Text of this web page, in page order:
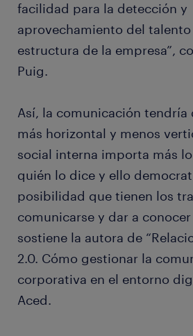
facilidad para la detección y
aprovechamiento del
estructura de la empresa”,
Puig.
Así, la comunicación tendría
más horizontal y menos
social interna importa más
quién lo dice y ello
posibilidad que tienen los
comunicarse y dar a conocer
sostiene la autora de
2.0. Cómo gestionar la
corporativa en el entorno
Aced.